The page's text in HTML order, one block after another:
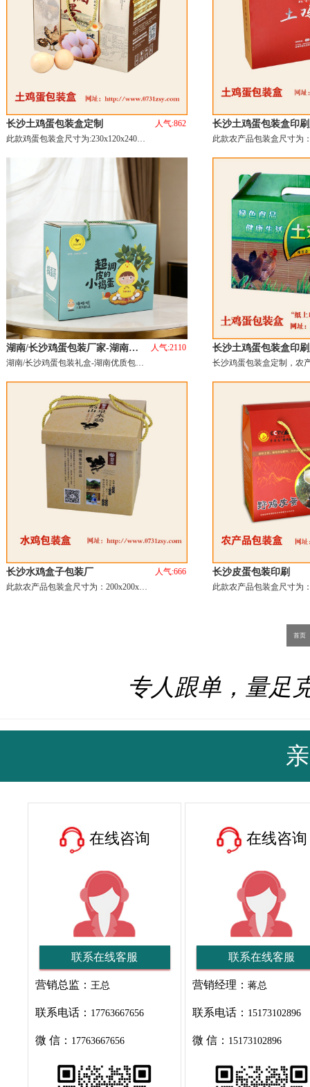
长沙土鸡蛋包装盒定制
人气:862
此款鸡蛋包装盒尺寸为:230x120x240…
长沙土鸡蛋包装盒印
此款农产品包装盒尺寸为
湖南/长沙鸡蛋包装厂家-湖南…
人气:2110
湖南/长沙鸡蛋包装礼盒-湖南优质包…
长沙土鸡蛋包装盒印
长沙鸡蛋包装盒定制，农
长沙水鸡盒子包装厂
人气:666
此款农产品包装盒尺寸为：200x200x…
长沙皮蛋包装印刷
此款农产品包装盒尺寸为
首页
专人跟单，量足
在线咨询
联系在线客服
营销总监： 王总
联系电话： 17763667656
微 信： 17763667656
在线咨询
联系在线客服
营销经理： 蒋总
联系电话： 15173102896
微 信： 15173102896